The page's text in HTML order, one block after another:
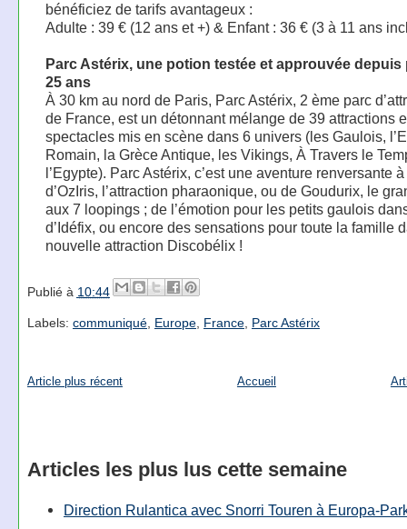
bénéficiez de tarifs avantageux :
Adulte : 39 € (12 ans et +) & Enfant : 36 € (3 à 11 ans
Parc Astérix, une potion testée et approuvée depuis
25 ans
À 30 km au nord de Paris, Parc Astérix, 2 ème parc
de France, est un détonnant mélange de 39 attractions
spectacles mis en scène dans 6 univers (les Gaulois,
Romain, la Grèce Antique, les Vikings, À Travers le
l’Egypte). Parc Astérix, c’est une aventure renversante
d’OzIris, l’attraction pharaonique, ou de Goudurix, le
aux 7 loopings ; de l’émotion pour les petits gaulois
d’Idéfix, ou encore des sensations pour toute la famille
nouvelle attraction Discobélix !
Publié à 10:44
Labels: communiqué, Europe, France, Parc Astérix
Article plus récent Accueil
Articles les plus lus cette semaine
Direction Rulantica avec Snorri Touren à Europa-